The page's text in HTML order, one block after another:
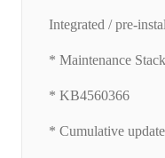
Integrated / pre-
* Maintenance
* KB4560366
* Cumulative